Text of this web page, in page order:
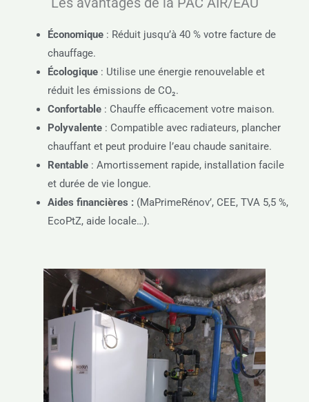
Économique : Réduit jusqu’à 40 % votre facture de
chauffage.
Écologique : Utilise une énergie renouvelable et
réduit les émissions de CO₂.
Confortable : Chauffe efficacement votre maison.
Polyvalente : Compatible avec radiateurs, plancher
chauffant et peut produire l’eau chaude sanitaire.
Rentable : Amortissement rapide, installation facile
et durée de vie longue.
Aides financières : (MaPrimeRénov’, CEE, TVA 5,5 %,
EcoPtZ, aide locale…).